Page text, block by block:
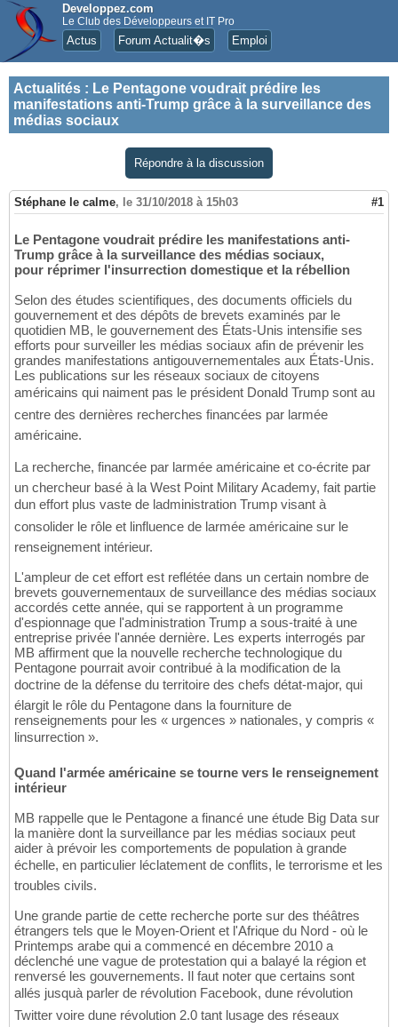
Developpez.com
Le Club des Développeurs et IT Pro
Actus Forum Actualit�s Emploi
Actualités : Le Pentagone voudrait prédire les
manifestations anti-Trump grâce à la surveillance des
médias sociaux
Répondre à la discussion
Stéphane le calme, le 31/10/2018 à 15h03 #1
Le Pentagone voudrait prédire les manifestations anti-
Trump grâce à la surveillance des médias sociaux,
pour réprimer l'insurrection domestique et la rébellion
Selon des études scientifiques, des documents officiels du
gouvernement et des dépôts de brevets examinés par le
quotidien MB, le gouvernement des États-Unis intensifie ses
efforts pour surveiller les médias sociaux afin de prévenir les
grandes manifestations antigouvernementales aux États-Unis.
Les publications sur les réseaux sociaux de citoyens
américains qui naiment pas le président Donald Trump sont au
centre des dernières recherches financées par larmée
américaine.
La recherche, financée par larmée américaine et co-écrite par
un chercheur basé à la West Point Military Academy, fait partie
dun effort plus vaste de ladministration Trump visant à
consolider le rôle et linfluence de larmée américaine sur le
renseignement intérieur.
L'ampleur de cet effort est reflétée dans un certain nombre de
brevets gouvernementaux de surveillance des médias sociaux
accordés cette année, qui se rapportent à un programme
d'espionnage que l'administration Trump a sous-traité à une
entreprise privée l'année dernière. Les experts interrogés par
MB affirment que la nouvelle recherche technologique du
Pentagone pourrait avoir contribué à la modification de la
doctrine de la défense du territoire des chefs détat-major, qui
élargit le rôle du Pentagone dans la fourniture de
renseignements pour les « urgences » nationales, y compris «
linsurrection ».
Quand l'armée américaine se tourne vers le renseignement
intérieur
MB rappelle que le Pentagone a financé une étude Big Data sur
la manière dont la surveillance par les médias sociaux peut
aider à prévoir les comportements de population à grande
échelle, en particulier léclatement de conflits, le terrorisme et les
troubles civils.
Une grande partie de cette recherche porte sur des théâtres
étrangers tels que le Moyen-Orient et l'Afrique du Nord - où le
Printemps arabe qui a commencé en décembre 2010 a
déclenché une vague de protestation qui a balayé la région et
renversé les gouvernements. Il faut noter que certains sont
allés jusquà parler de révolution Facebook, dune révolution
Twitter voire dune révolution 2.0 tant lusage des réseaux